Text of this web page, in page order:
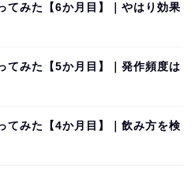
てみた【6か月目】｜やはり効果
てみた【5か月目】｜発作頻度は
てみた【4か月目】｜飲み方を検